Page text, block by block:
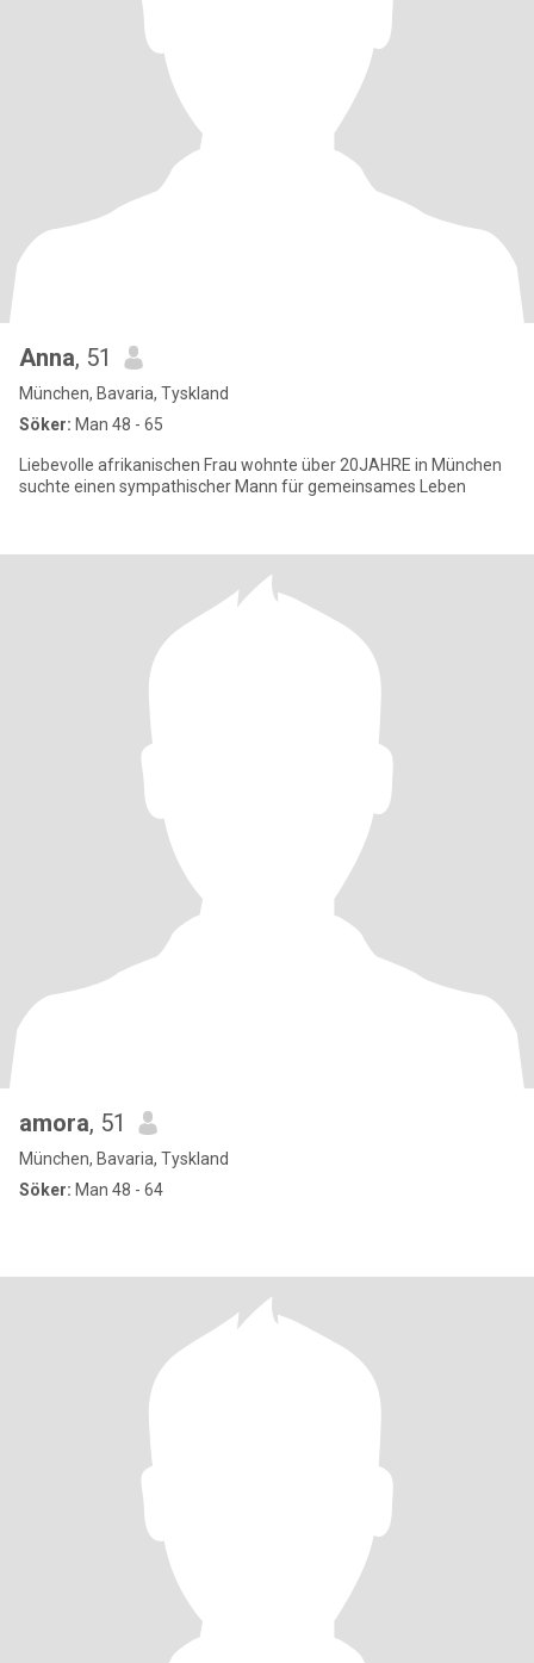
Anna, 51
München, Bavaria, Tyskland
Söker: Man 48 - 65
Liebevolle afrikanischen Frau wohnte über 20JAHRE in München
suchte einen sympathischer Mann für gemeinsames Leben
amora, 51
München, Bavaria, Tyskland
Söker: Man 48 - 64